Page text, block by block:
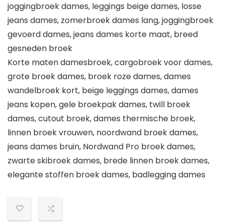
joggingbroek dames, leggings beige dames, losse
jeans dames, zomerbroek dames lang, joggingbroek
gevoerd dames, jeans dames korte maat, breed
gesneden broek
Korte maten damesbroek, cargobroek voor dames,
grote broek dames, broek roze dames, dames
wandelbroek kort, beige leggings dames, dames
jeans kopen, gele broekpak dames, twill broek
dames, cutout broek, dames thermische broek,
linnen broek vrouwen, noordwand broek dames,
jeans dames bruin, Nordwand Pro broek dames,
zwarte skibroek dames, brede linnen broek dames,
elegante stoffen broek dames, badlegging dames